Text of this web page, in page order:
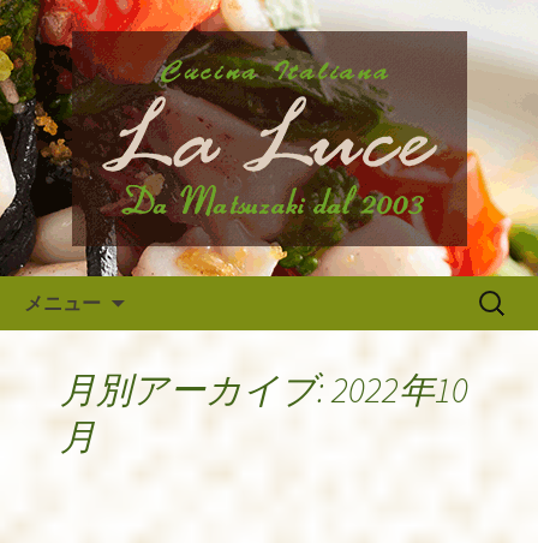
府中のイタリア料理『ラ・ルー
チェ』の最新情報
府中市、国分寺、調布などから近いイ
タリア料理『ラ・ルーチェ』のブログ
です。旬の食材の入荷情報や、新メニ
ュー・限定メニューなどの最新情報、
アルバイトさんや調理スタッフの求人
情報まで幅広く当店の情報をお届けい
たします。
メニュー
検
月別アーカイブ: 2022年10
月